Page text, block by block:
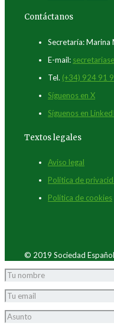
Contáctanos
Secretaría: Marina
E-mail:
Tel. (+34) 924 91
Síguenos en X
Síguenos en
Textos legales
Aviso legal
Política de
Política de cookies
© 2019 Sociedad